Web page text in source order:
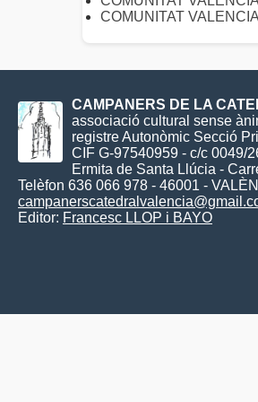
COMUNITAT
CAMPANERS DE LA
associació cultural sense
registre Autonòmic Secció
CIF G-97540959 - c/c 0049/
Ermita de Santa Llúcia -
Telèfon 636 066 978 - 46001 -
Editor: Francesc LLOP i BAYO